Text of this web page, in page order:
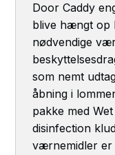
Door Caddy
blive hængt op
nødvendige
som nemt
åbning i
pakke med
disinfection
værnemidler er